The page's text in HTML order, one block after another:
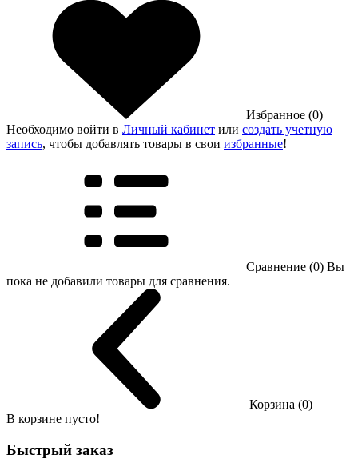
Избранное (0)
Необходимо войти в Личный кабинет или создать учетную
запись, чтобы добавлять товары в свои избранные!
Сравнение (0) Вы
пока не добавили товары для сравнения.
Корзина (0)
В корзине пусто!
Быстрый заказ